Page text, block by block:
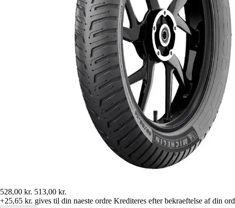
528,00 kr. 513,00 kr.
+25,65 kr. gives til din naeste ordre Krediteres efter bekraeftelse af din